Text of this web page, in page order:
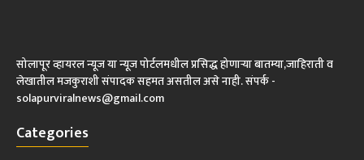
सोलापूर व्हायरल न्यूज या न्यूज पोर्टलमधील प्रसिद्ध होणाऱ्या बातम्या,जाहिराती व
लेखातील मजकुराशी संपादक सहमत असतील असे नाही. संपर्क -
solapurviralnews@gmail.com
Categories